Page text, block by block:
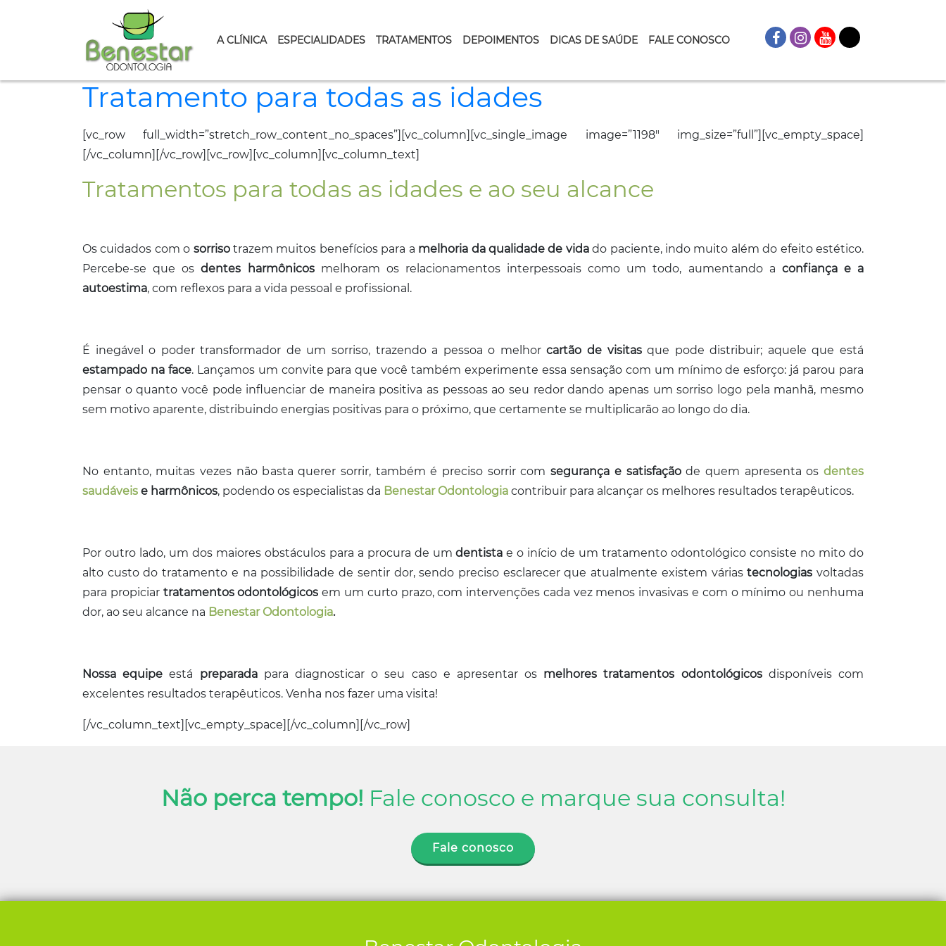
A CLÍNICA ESPECIALIDADES TRATAMENTOS DEPOIMENTOS DICAS DE SAÚDE FALE CONOSCO
Tratamento para todas as idades
[vc_row full_width=”stretch_row_content_no_spaces”][vc_column][vc_single_image image=”1198″ img_size=”full”][vc_empty_space]
[/vc_column][/vc_row][vc_row][vc_column][vc_column_text]
Tratamentos para todas as idades e ao seu alcance
Os cuidados com o sorrisotrazem muitos benefícios para a melhoria da qualidade de vidado paciente, indo muito além do efeito estético.
Percebe-se que osdentes harmônicosmelhoram os relacionamentos interpessoais como um todo, aumentando a confiança e a
autoestima, com reflexos para a vida pessoal e profissional.
É inegável o poder transformador de um sorriso, trazendo a pessoa o melhorcartão de visitasque pode distribuir; aquele que está
estampado na face. Lançamos um convite para que você também experimente essa sensação com um mínimo de esforço: já parou para
pensar o quanto você pode influenciar de maneira positiva as pessoas ao seu redor dando apenas um sorriso logo pela manhã, mesmo
sem motivo aparente, distribuindo energias positivas para o próximo, que certamente se multiplicarão ao longo do dia.
No entanto, muitas vezes não basta querer sorrir, também é preciso sorrir com segurança e satisfaçãode quem apresenta osdentes
saudáveis e harmônicos, podendo os especialistas da Benestar Odontologia contribuir para alcançar os melhores resultados terapêuticos.
Por outro lado, um dos maiores obstáculos para a procura de umdentistae o início de um tratamento odontológico consiste no mito do
alto custo do tratamento e na possibilidade de sentir dor, sendo preciso esclarecer que atualmente existem váriastecnologias voltadas
para propiciar tratamentos odontológicos em um curto prazo, com intervenções cada vez menos invasivas e com o mínimo ou nenhuma
dor, ao seu alcance na Benestar Odontologia.
Nossa equipe está preparadapara diagnosticar o seu caso e apresentar os melhores tratamentos odontológicosdisponíveis com
excelentes resultados terapêuticos. Venha nos fazer uma visita!
[/vc_column_text][vc_empty_space][/vc_column][/vc_row]
Não perca tempo! Fale conosco e marque sua consulta!
Fale conosco